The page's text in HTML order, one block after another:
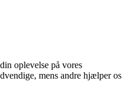
oplevelse på vores
mens andre hjælper os